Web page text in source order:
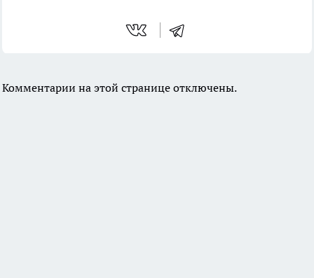
Комментарии на этой странице отключены.